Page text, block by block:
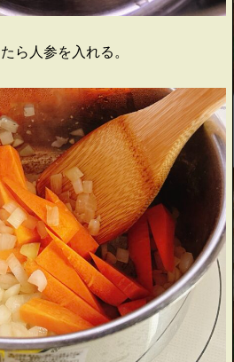
ら人参を入れる。